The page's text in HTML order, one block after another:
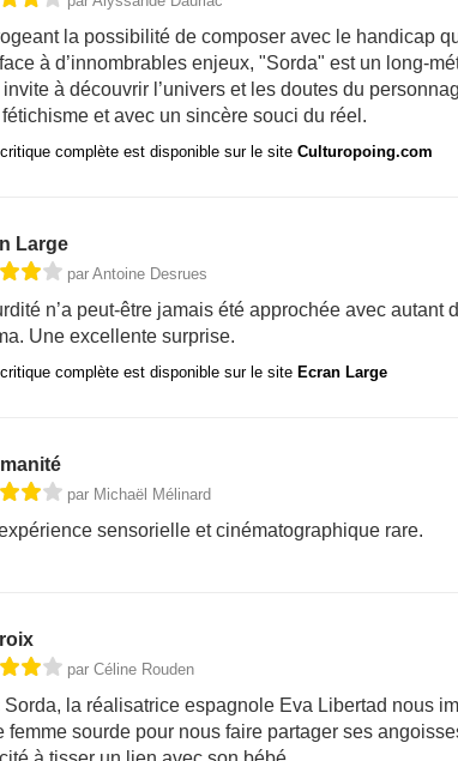
la possibilité de composer avec le handicap
à d’innombrables enjeux, "Sorda" est un long-
invite à découvrir l’univers et les doutes du
et avec un sincère souci du réel.
complète est disponible sur le site Culturopoing.com
Large
par Antoine Desrues
n’a peut-être jamais été approchée avec autant
Une excellente surprise.
critique complète est disponible sur le site Ecran Large
par Michaël Mélinard
sensorielle et cinématographique rare.
par Céline Rouden
Sorda, la réalisatrice espagnole Eva Libertad nous
femme sourde pour nous faire partager ses